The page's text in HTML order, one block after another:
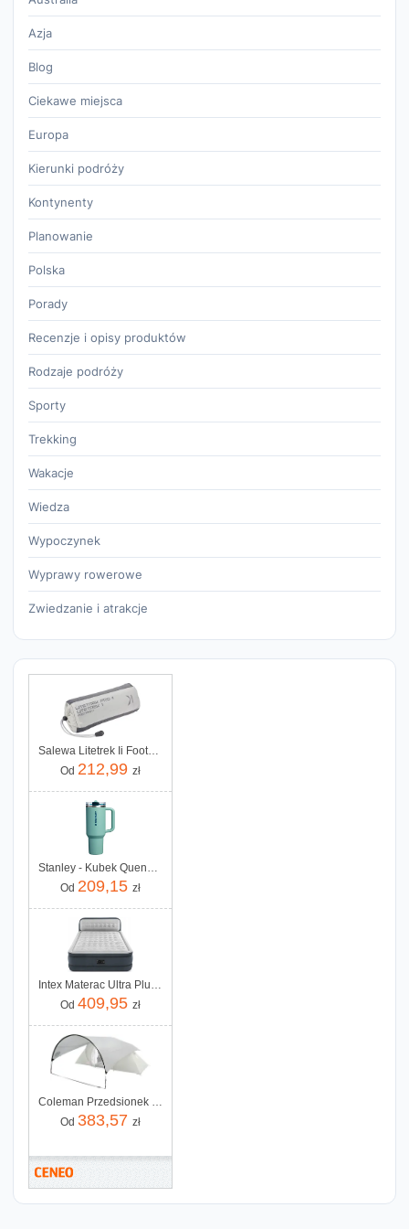
Azja
Blog
Ciekawe miejsca
Europa
Kierunki podróży
Kontynenty
Planowanie
Polska
Porady
Recenzje i opisy produktów
Rodzaje podróży
Sporty
Trekking
Wakacje
Wiedza
Wypoczynek
Wyprawy rowerowe
Zwiedzanie i atrakcje
Od 212,99 zł
Od 209,15 zł
Od 409,95 zł
Od 383,57 zł